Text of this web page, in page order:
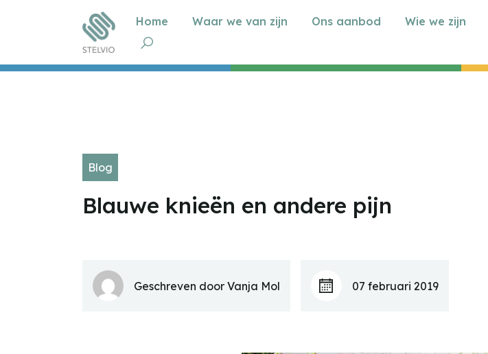
Home Waar we van zijn Ons aanbod Wie we zijn
Blog
Blauwe knieën en andere pijn
Geschreven door Vanja Mol 07 februari 2019